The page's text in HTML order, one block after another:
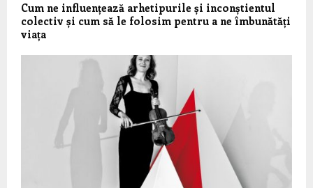
Cum ne influențează arhetipurile și inconștientul
colectiv și cum să le folosim pentru a ne îmbunătăți
viața